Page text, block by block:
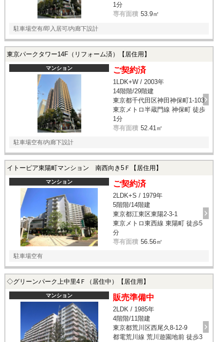
1分
専有面積 53.9㎡
駐車場空有/即入居可/内廊下設計
東京パークタワー14F（リフォーム済）【居住用】
マンション ご契約済
1LDK+W / 2003年
14階階/29階建
東京都千代田区神田神保町1-103
東京メトロ半蔵門線 神保町 徒歩
1分
専有面積 52.41㎡
駐車場空有/内廊下設計
イトーピア東陽町マンション 南西向き5Ｆ【居住用】
マンション ご契約済
2LDK+S / 1979年
5階階/14階建
東京都江東区東陽2-3-1
東京メトロ東西線 東陽町 徒歩5
分
専有面積 56.56㎡
駐車場空有
◇グリーンパーク上中里4Ｆ（居住中）【居住用】
マンション 販売準備中
2LDK / 1985年
4階階/11階建
東京都荒川区西尾久8-12-9
都電荒川線 荒川遊園地前 徒歩3